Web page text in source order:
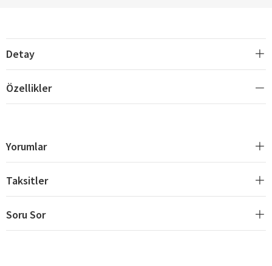
Detay
Özellikler
Yorumlar
Taksitler
Soru Sor